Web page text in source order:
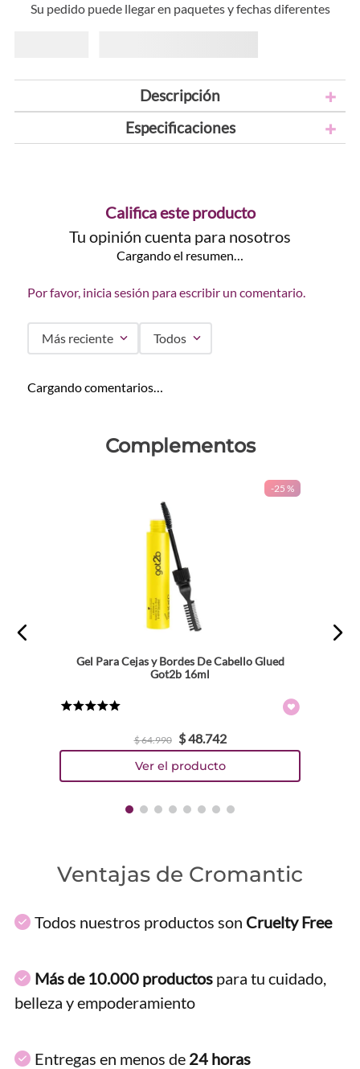
Su pedido puede llegar en paquetes y fechas diferentes
Descripción
Especificaciones
Califica este producto
Tu opinión cuenta para nosotros
Cargando el resumen…
Por favor, inicia sesión para escribir un comentario.
Más reciente Todos
Cargando comentarios…
Complementos
-25 %
Gel Para Cejas y Bordes De Cabello Glued
Got2b 16ml
$64.990 $48.742
Ventajas de Cromantic
Todos nuestros productos son Cruelty Free
Más de 10.000 productos para tu cuidado,
belleza y empoderamiento
Entregas en menos de 24 horas